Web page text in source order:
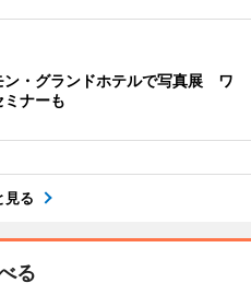
ン・グランドホテルで写真展 ワ
ナーも
見る
る